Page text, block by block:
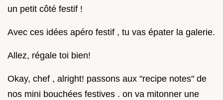
un petit côté festif !
Avec ces idées apéro festif , tu vas épater la galerie.
Allez, régale toi bien!
Okay, chef , alright! passons aux "recipe notes" de
nos mini bouchées festives . on va mitonner une